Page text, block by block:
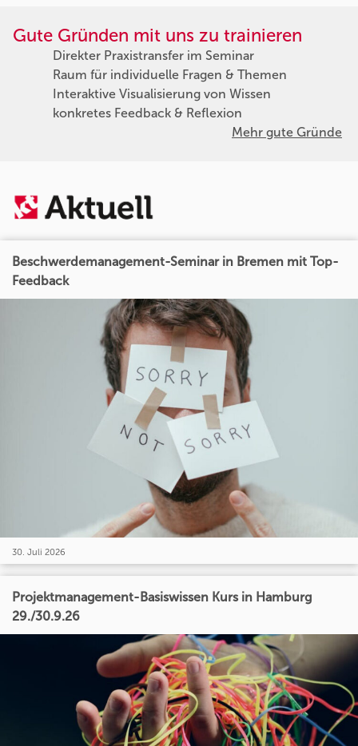
Gute Gründen mit uns zu trainieren
Direkter Praxistransfer im Seminar
Raum für individuelle Fragen & Themen
Interaktive Visualisierung von Wissen
konkretes Feedback & Reflexion
Mehr gute Gründe
Beschwerdemanagement-Seminar in Bremen mit Top-
Feedback
30. Juli 2026
Projektmanagement-Basiswissen Kurs in Hamburg
29./30.9.26